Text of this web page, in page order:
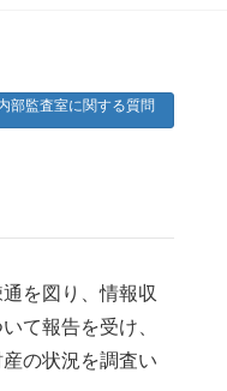
部監査室に関する質問
を図り、情報収
て報告を受け、
の状況を調査い